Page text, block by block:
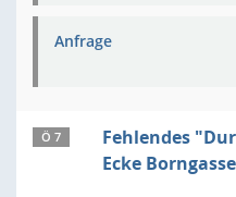
Anfrage
Ö 7
Fehlendes
Ecke